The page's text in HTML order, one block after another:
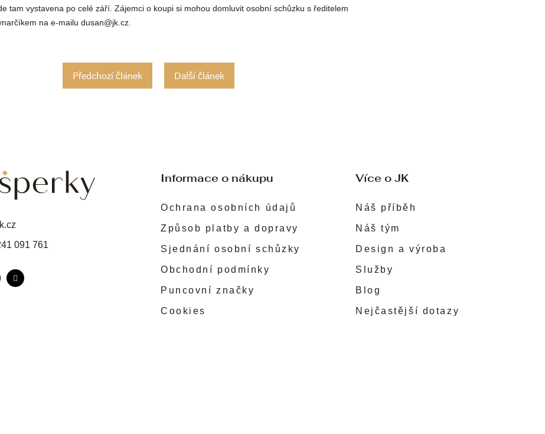
tam vystavena po celé září. Zájemci o koupi si mohou domluvit osobní schůzku s ředitelem
na e-mailu dusan@jk.cz
Předchozí článek Další článek
Informace o nákupu
Ochrana osobních údajů
Způsob platby a dopravy
Sjednání osobní schůzky
Obchodní podmínky
Puncovní značky
Cookies
Více o JK
Náš příběh
Náš tým
Design a výroba
Služby
Blog
Nejčastější dotazy
091 761